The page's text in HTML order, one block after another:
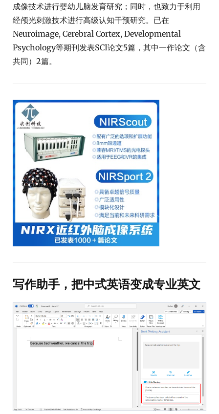
成像技术进行婴幼儿脑发育研究；同时，也致力于利用
经颅光刺激技术进行高级认知干预研究。已在
Neuroimage, Cerebral Cortex, Developmental
Psychology等期刊发表SCI论文5篇，其中一作论文（含
共同）2篇。
写作助手，把中式英语变成专业英文